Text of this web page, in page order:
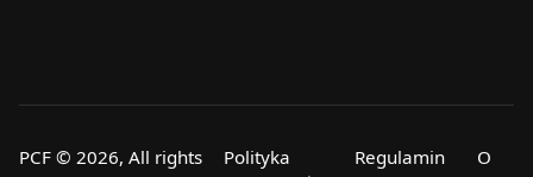
PCF © 2026, All rights
Polityka
Regulamin
O